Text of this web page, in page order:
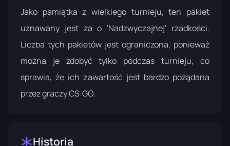
Jako pamiątka z wielkiego turnieju, ten pakiet
uznawany jest za o 'Nadzwyczajnej' rzadkości.
Liczba tych pakietów jest ograniczona, ponieważ
można je zdobyć tylko podczas turnieju, co
sprawia, że ich zawartość jest bardzo pożądana
przez graczy CS:GO.
Historia